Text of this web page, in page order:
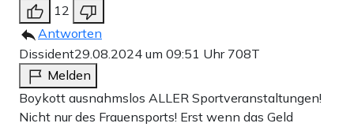
12
Antworten
Dissident29.08.2024 um 09:51 Uhr 708T
Melden
Boykott ausnahmslos ALLER Sportveranstaltungen!
Nicht nur des Frauensports! Erst wenn das Geld